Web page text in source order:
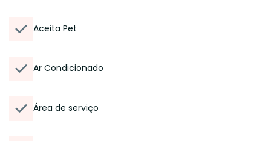
Aceita Pet
Ar Condicionado
Área de serviço